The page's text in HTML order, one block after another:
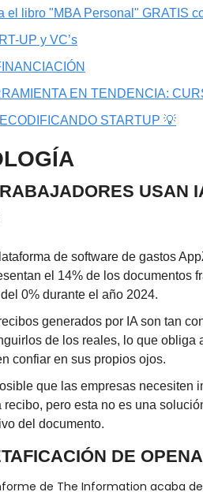
el libro "MBA Personal" GRATIS
UP y VC’s
EN TENDENCIA:
STARTUP 💡
USAN
de software de gastos
el 14% de los documentos
0% durante el año 2024.
generados por IA son tan
de los reales, lo que obliga
confiar en sus propios ojos.
que las empresas necesiten
recibo, pero esta no es una
del documento.
DE
de The Information acaba